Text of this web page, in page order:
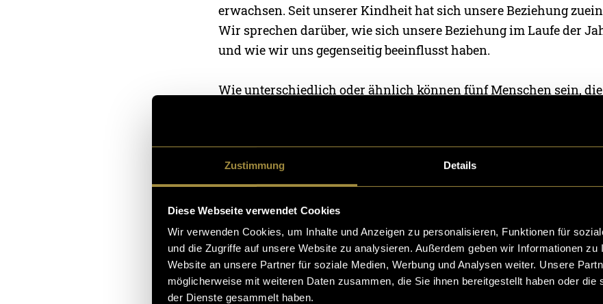
Zustimmung Details
Diese Webseite verwendet Cookies
Wir verwenden Cookies, um Inhalte und Anzeigen zu personalisieren, Funktionen für
und die Zugriffe auf unsere Website zu analysieren. Außerdem geben wir Informationen zu
Website an unsere Partner für soziale Medien, Werbung und Analysen weiter. Unsere
möglicherweise mit weiteren Daten zusammen, die Sie ihnen bereitgestellt haben oder die
der Dienste gesammelt haben.
erwachsen. Seit unserer Kindheit hat sich unsere Beziehung
Wir sprechen darüber, wie sich unsere Beziehung im Laufe der
und wie wir uns gegenseitig beeinflusst haben.
Wie unterschiedlich oder ähnlich können fünf Menschen sein,
Wir schwelgen in Erinnerungen und versuchen zu erklären, wie
Haus voller durchgedrehter Kinder aufzuwachsen.